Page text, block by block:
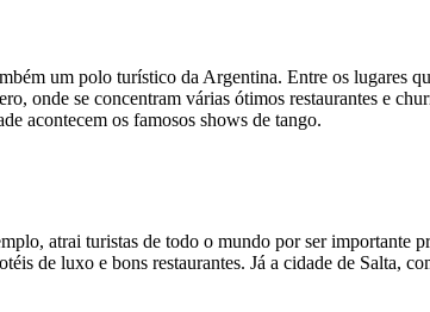
um polo turístico da Argentina. Entre os lugares
onde se concentram várias ótimos restaurantes e
acontecem os famosos shows de tango.
atrai turistas de todo o mundo por ser importante
de luxo e bons restaurantes. Já a cidade de Salta,